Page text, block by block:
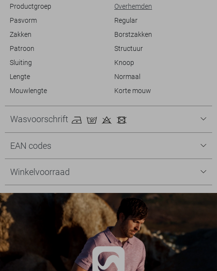
Productgroep
Overhemden
Pasvorm
Regular
Zakken
Borstzakken
Patroon
Structuur
Sluiting
Knoop
Lengte
Normaal
Mouwlengte
Korte mouw
Wasvoorschrift
EAN codes
Winkelvoorraad